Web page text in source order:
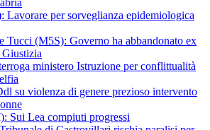
Lavorare per sorveglianza epidemiologica
Tucci (M5S): Governo ha abbandonato ex
ministero Istruzione per conflittualità
su violenza di genere prezioso intervento
Sui Lea compiuti progressi